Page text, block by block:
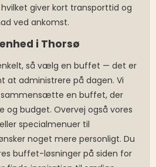
giver kort transporttid og
ved ankomst.
i Thorsø
så vælg en buffet — det er
at administrere på dagen. Vi
en buffet, der
og budget. Overvej også vores
specialmenuer til
noget mere personligt. Du
buffet-løsninger på siden for